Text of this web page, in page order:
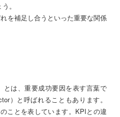
。
を補足し合うといった重要な関係
とは、重要成功要因を表す言葉で
）と呼ばれることもあります。
ことを表しています。KPIとの違